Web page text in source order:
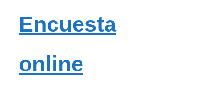
Encuesta
online